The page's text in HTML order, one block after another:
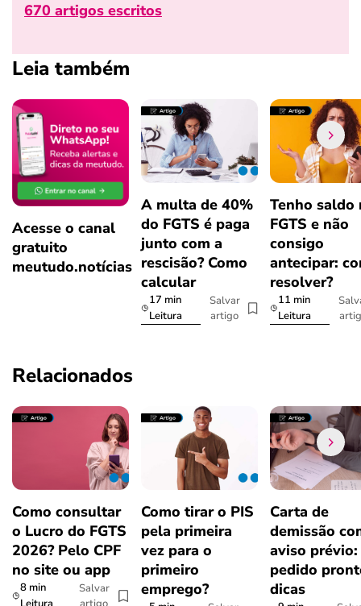
670 artigos escritos
Leia também
Acesse o canal
gratuito
meutudo.notícias
A multa de 40%
do FGTS é paga
junto com a
rescisão? Como
calcular
17 min
Leitura
Salvar
artigo
Tenho saldo
FGTS e não
consigo
antecipar:
resolver?
11 min
Leitura
Relacionados
Como consultar
o Lucro do FGTS
2026? Pelo CPF
no site ou app
8 min
Salvar
Como tirar o PIS
pela primeira
vez para o
primeiro
emprego?
Carta de
demissão
aviso prévio:
pedido
dicas